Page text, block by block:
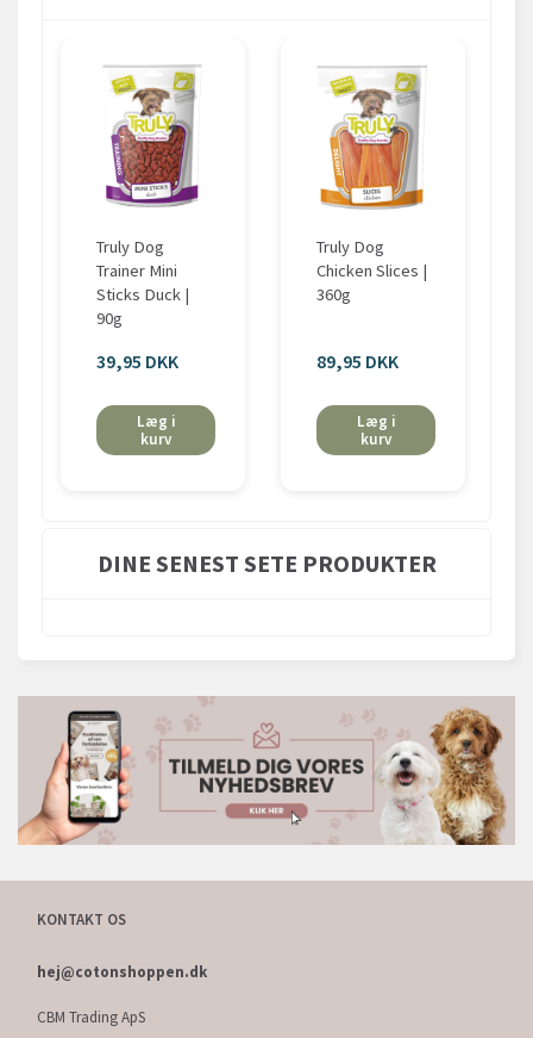
Truly Dog
Trainer Mini
Sticks Duck |
90g
39,95 DKK
Læg i
kurv
Truly Dog
Chicken Slices |
360g
89,95 DKK
Læg i
kurv
DINE SENEST SETE PRODUKTER
KONTAKT OS
hej@cotonshoppen.dk
CBM Trading ApS